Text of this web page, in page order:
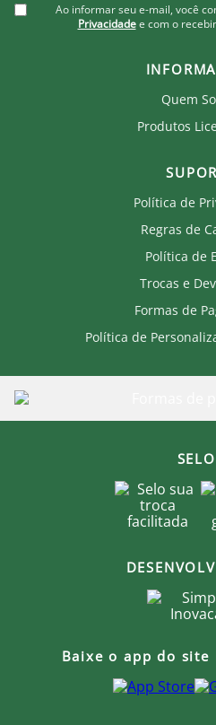
Ao informar seu e-mail, você
Privacidade e com o
Quem
Produtos
Política de
Regras de
Política de
Trocas e
Formas de
Política de
Baixe o app do site